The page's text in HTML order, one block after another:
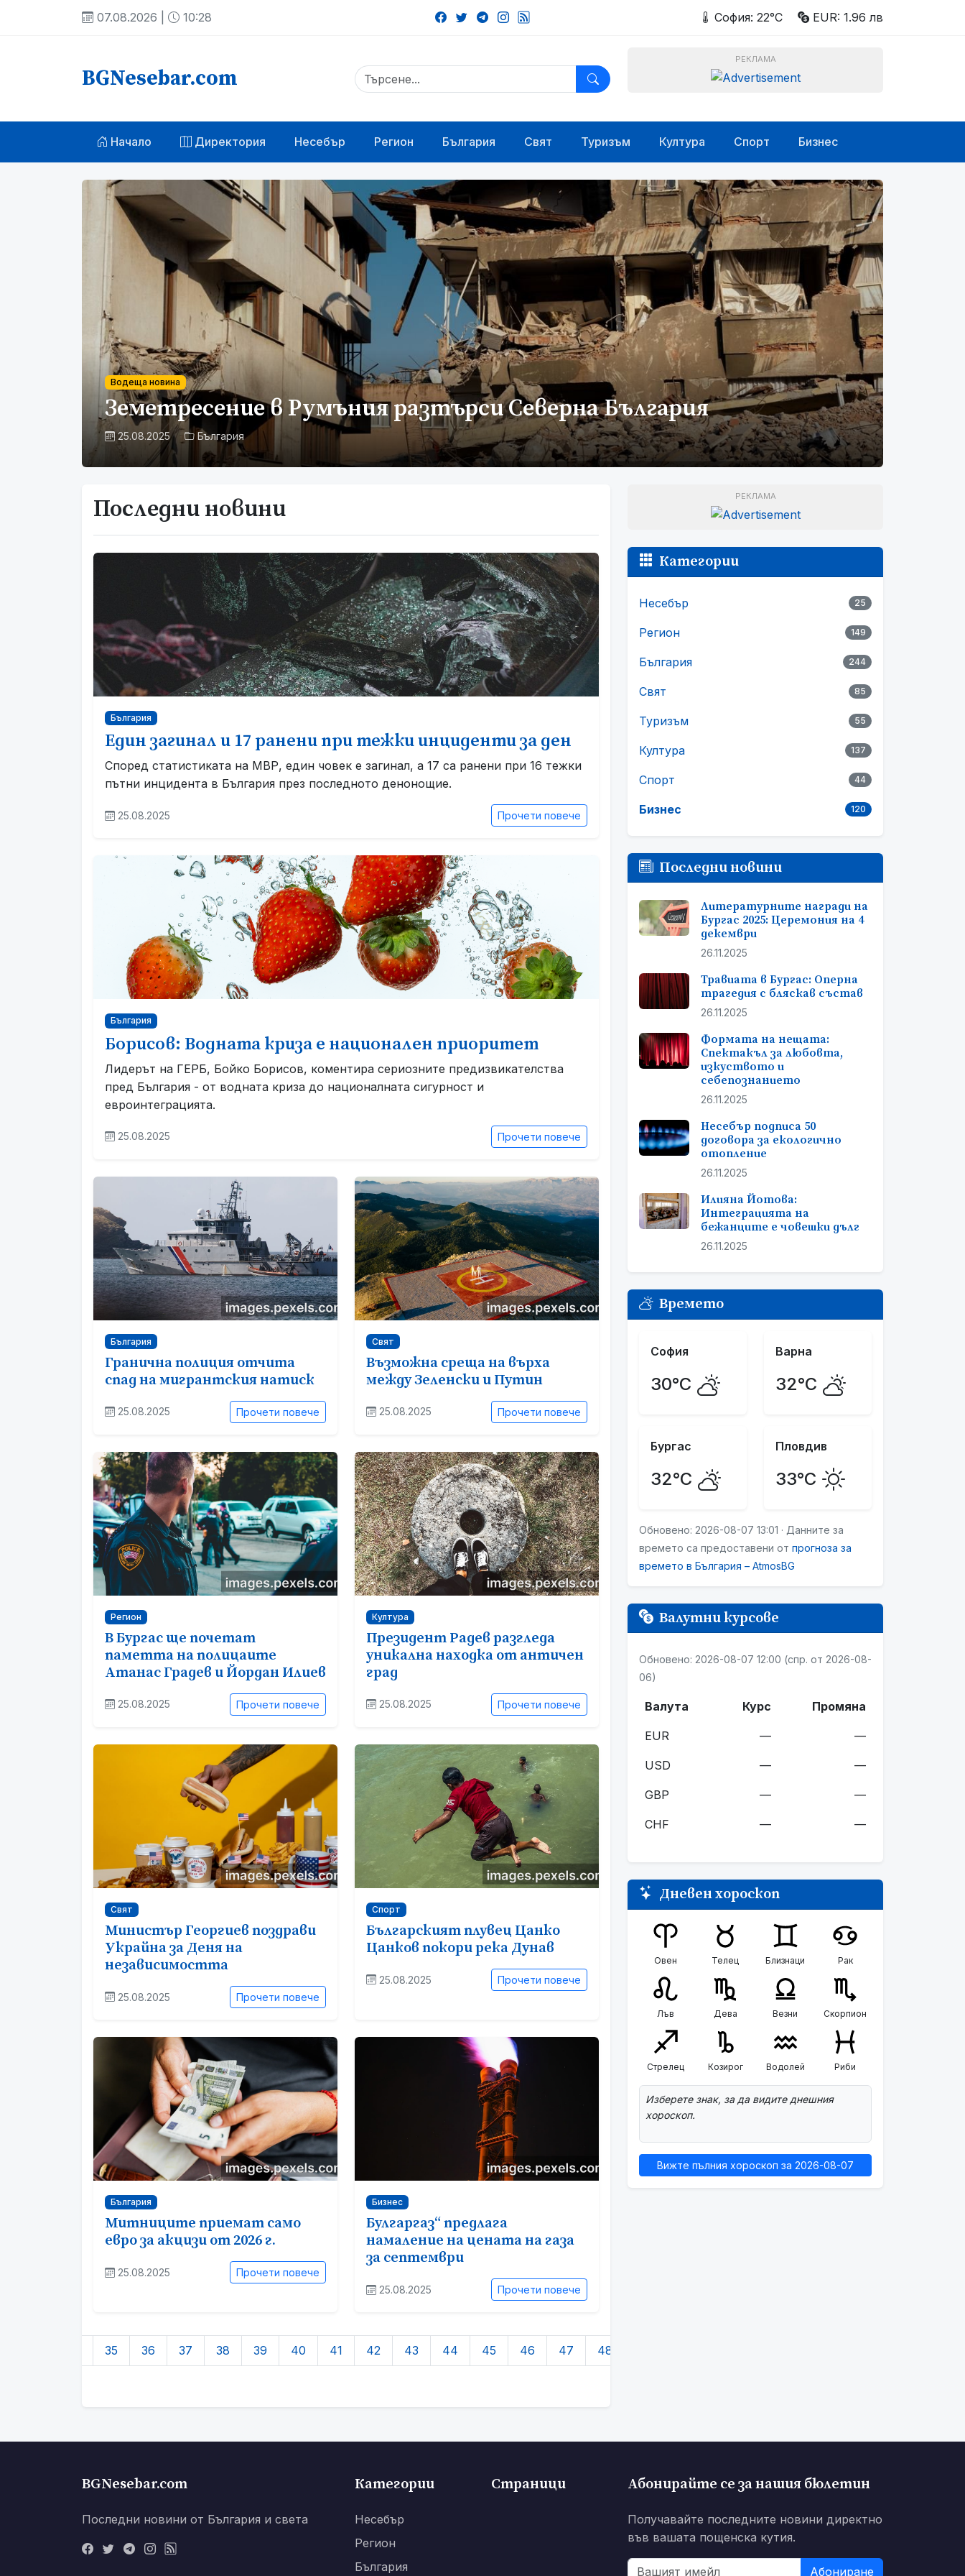
07.08.2026 | 10:28 София: 22°C EUR: 1.96 лв
BGNesebar.com
РЕКЛАМА
Начало Директория Несебър Регион България Свят Туризъм Култура Спорт Бизнес
Водеща новина
Земетресение в Румъния разтърси Северна България
25.08.2025 България
Последни новини
България
Един загинал и 17 ранени при тежки инциденти за ден
Според статистиката на МВР, един човек е загинал, а 17 са ранени при 16 тежки
пътни инцидента в България през последното денонощие.
25.08.2025 Прочети повече
България
Борисов: Водната криза е национален приоритет
Лидерът на ГЕРБ, Бойко Борисов, коментира сериозните предизвикателства
пред България - от водната криза до националната сигурност и
евроинтеграцията.
25.08.2025 Прочети повече
България
Гранична полиция отчита
спад на мигрантския натиск
25.08.2025 Прочети повече
Свят
Възможна среща на върха
между Зеленски и Путин
25.08.2025 Прочети повече
Регион
В Бургас ще почетат
паметта на полицаите
Атанас Градев и Йордан Илиев
25.08.2025 Прочети повече
Култура
Президент Радев разгледа
уникална находка от античен
град
25.08.2025 Прочети повече
Свят
Министър Георгиев поздрави
Украйна за Деня на
независимостта
25.08.2025 Прочети повече
Спорт
Българският плувец Цанко
Цанков покори река Дунав
25.08.2025 Прочети повече
България
Митниците приемат само
евро за акцизи от 2026 г.
25.08.2025 Прочети повече
Бизнес
Булгаргаз“ предлага
намаление на цената на газа
за септември
25.08.2025 Прочети повече
35 36 37 38 39 40 41 42 43 44 45 46 47 48
РЕКЛАМА
Категории
Несебър 25
Регион 149
България 244
Свят 85
Туризъм 55
Култура 137
Спорт 44
Бизнес 120
Последни новини
Литературните награди на
Бургас 2025: Церемония на 4
декември
26.11.2025
Травиата в Бургас: Оперна
трагедия с бляскав състав
26.11.2025
Формата на нещата:
Спектакъл за любовта,
изкуството и
себепознанието
26.11.2025
Несебър подписа 50
договора за екологично
отопление
26.11.2025
Илияна Йотова:
Интеграцията на
бежанците е човешки дълг
26.11.2025
Времето
София
30°C
Варна
32°C
Бургас
32°C
Пловдив
33°C
Обновено: 2026-08-07 13:01 · Данните за
времето са предоставени от прогноза за
времето в България – AtmosBG
Валутни курсове
Валута Курс Промяна
EUR — —
USD — —
GBP — —
CHF — —
Обновено: 2026-08-07 12:00 (спр. от 2026-08-
06)
Дневен хороскоп
Овен Телец Близнаци Рак
Лъв Дева Везни Скорпион
Стрелец Козирог Водолей Риби
Изберете знак, за да видите днешния
хороскоп.
Вижте пълния хороскоп за 2026-08-07
BGNesebar.com
Последни новини от България и света
Категории
Несебър
Регион
България
Страници Абонирайте се за нашия бюлетин
Получавайте последните новини директно
във вашата пощенска кутия.
Абониране